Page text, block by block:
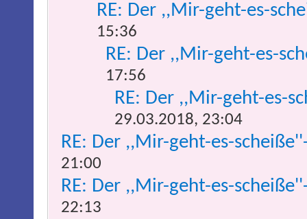
RE: Der ,,Mir-geht-es-
15:36
RE: Der ,,Mir-geht-es-
17:56
RE: Der ,,Mir-geht-es-
29.03.2018, 23:04
RE: Der ,,Mir-geht-es-
21:00
RE: Der ,,Mir-geht-es-
22:13